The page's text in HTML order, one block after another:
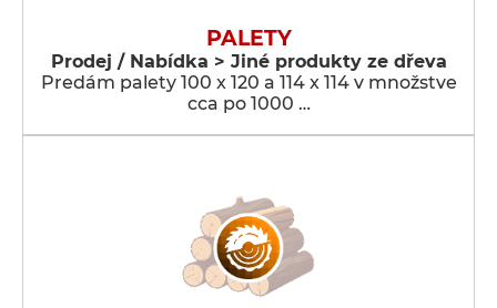
PALETY
Prodej / Nabídka > Jiné produkty ze dřeva
Predám palety 100 x 120 a 114 x 114 v množstve
cca po 1000 …